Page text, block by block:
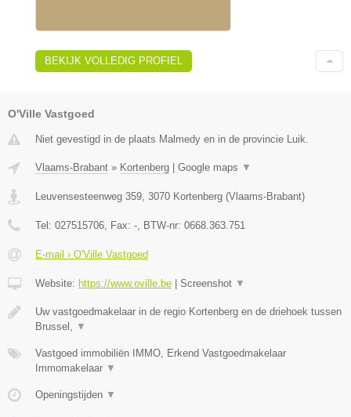
BEKIJK VOLLEDIG PROFIEL
O'Ville Vastgoed
Niet gevestigd in de plaats Malmedy en in de provincie Luik.
Vlaams-Brabant » Kortenberg Google maps ▼
Leuvensesteenweg 359, 3070 Kortenberg (Vlaams-Brabant)
Tel: 027515706, Fax: -, BTW-nr: 0668.363.751
E-mail › O'Ville Vastgoed
Website: https://www.oville.be Screenshot ▼
Uw vastgoedmakelaar in de regio Kortenberg en de driehoek tussen
Brussel, ▼
Vastgoed immobiliën IMMO, Erkend Vastgoedmakelaar
Immomakelaar ▼
Openingstijden ▼